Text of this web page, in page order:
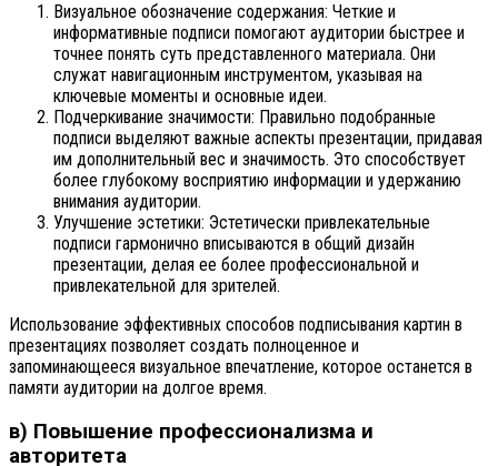
Визуальное обозначение содержания: Четкие и
информативные подписи помогают аудитории быстрее и
точнее понять суть представленного материала. Они
служат навигационным инструментом, указывая на
ключевые моменты и основные идеи.
Подчеркивание значимости: Правильно подобранные
подписи выделяют важные аспекты презентации, придавая
им дополнительный вес и значимость. Это способствует
более глубокому восприятию информации и удержанию
внимания аудитории.
Улучшение эстетики: Эстетически привлекательные
подписи гармонично вписываются в общий дизайн
презентации, делая ее более профессиональной и
привлекательной для зрителей.
Использование эффективных способов подписывания картин в
презентациях позволяет создать полноценное и
запоминающееся визуальное впечатление, которое останется в
памяти аудитории на долгое время.
в) Повышение профессионализма и
авторитета